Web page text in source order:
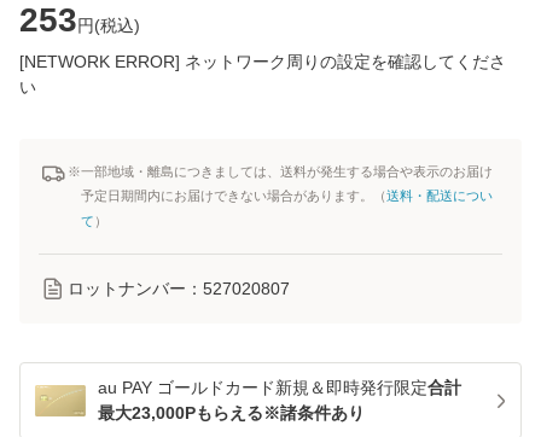
253円(税込)
[NETWORK ERROR] ネットワーク周りの設定を確認してくださ
い
※一部地域・離島につきましては、送料が発生する場合や表示のお届け
予定日期間内にお届けできない場合があります。（送料・配送につい
て ）
ロットナンバー： 527020807
au PAY ゴールドカード新規＆即時発行限定合計
最大23,000Pもらえる※諸条件あり